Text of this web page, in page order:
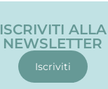
ISCRIVITI ALLA
NEWSLETTER
Iscriviti